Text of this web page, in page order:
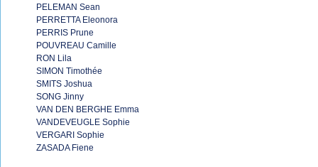
PELEMAN Sean
PERRETTA Eleonora
PERRIS Prune
POUVREAU Camille
RON Lila
SIMON Timothée
SMITS Joshua
SONG Jinny
VAN DEN BERGHE Emma
VANDEVEUGLE Sophie
VERGARI Sophie
ZASADA Fiene